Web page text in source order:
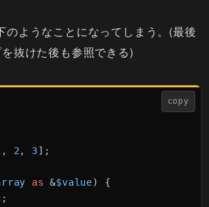
のようなことになってしまう。(最後
抜けた後も参照できる)
copy
, 2, 3];
as &$value
;